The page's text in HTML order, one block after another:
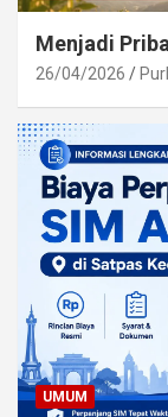
Menjadi
26/04/2026
UMUM